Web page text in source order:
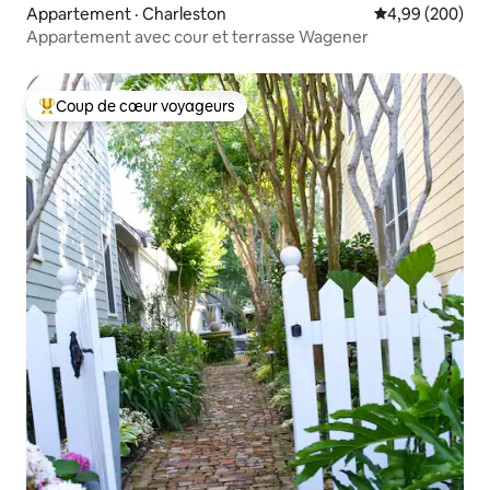
Appartement · Charleston Note
4,99 (200)
Appartement avec cour et terrasse Wagener
Coup de cœur voyageurs parmi les plus aimés
Coup de cœur voyageurs